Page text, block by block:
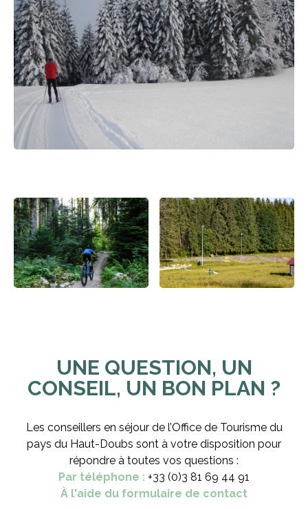
UNE QUESTION, UN
CONSEIL, UN BON PLAN ?
Les conseillers en séjour de l’Office de Tourisme du
pays du Haut-Doubs sont à votre disposition pour
répondre à toutes vos questions :
Par téléphone : +33 (0)3 81 69 44 91
À l'aide du formulaire de contact